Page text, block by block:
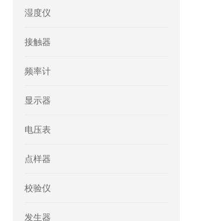
湿度仪
接触器
频率计
显示器
电压表
点样器
校验仪
发生器